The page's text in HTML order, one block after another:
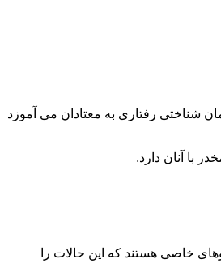
شناختی رفتاری به معتادان می آموزد
با آنان دارد.
خاصی هستند که این حالات را